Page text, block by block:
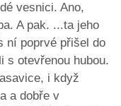
vesnici. Ano,
A pak. ...ta jeho
ní poprvé přišel do
s otevřenou hubou.
i když
a dobře v